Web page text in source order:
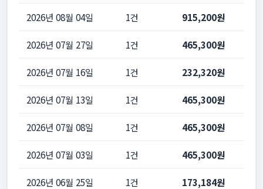
2026년 08월 04일 1건 915,200원
2026년 07월 27일 1건 465,300원
2026년 07월 16일 1건 232,320원
2026년 07월 13일 1건 465,300원
2026년 07월 08일 1건 465,300원
2026년 07월 03일 1건 465,300원
2026년 06월 25일 1건 173,184원